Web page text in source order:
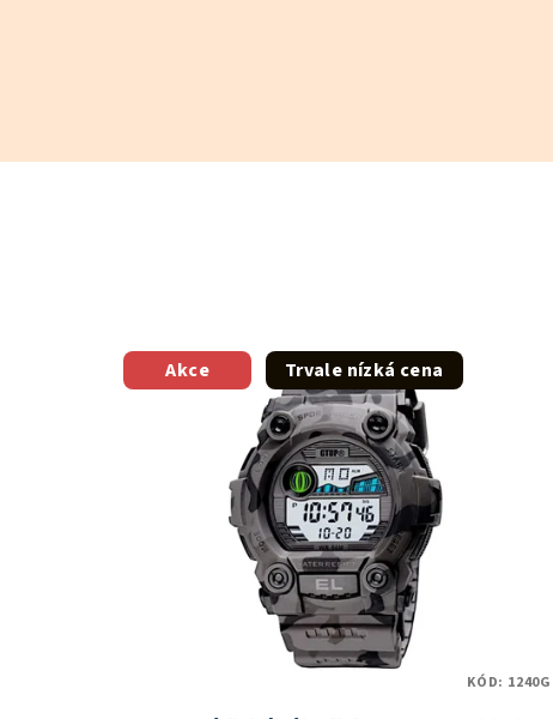
Akce Trvale nízká cena
KÓD: 1240G